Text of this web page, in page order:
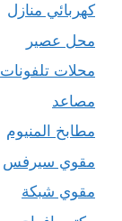
كهربائي منازل
محل عصير
محلات تلفونات
مصاعد
مطابخ المنيوم
مقوي سيرفس
مقوي شبكة